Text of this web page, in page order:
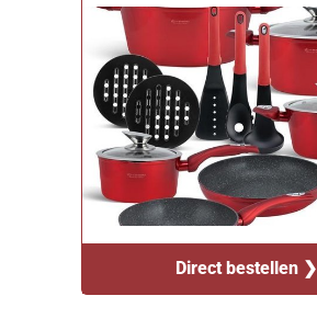
Direct bestellen ❯